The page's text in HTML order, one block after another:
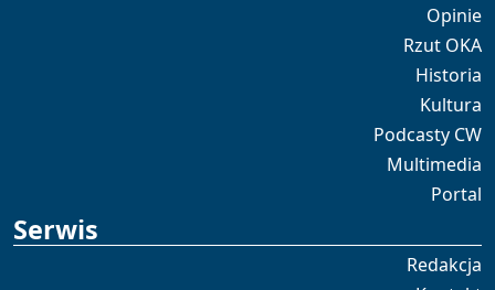
Opinie
Rzut OKA
Historia
Kultura
Podcasty CW
Multimedia
Portal
Serwis
Redakcja